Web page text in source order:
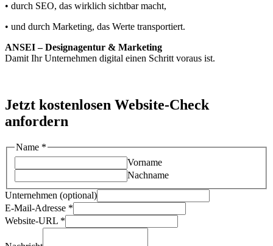
• durch SEO, das wirklich sichtbar macht,
• und durch Marketing, das Werte transportiert.
ANSEI – Designagentur & Marketing
Damit Ihr Unternehmen digital einen Schritt voraus ist.
Jetzt kostenlosen Website-Check
anfordern
Unternehmen
Nachricht
(optional)
Name *
Vorname
Nachname
Unternehmen (optional)
E-Mail-Adresse *
Website-URL *